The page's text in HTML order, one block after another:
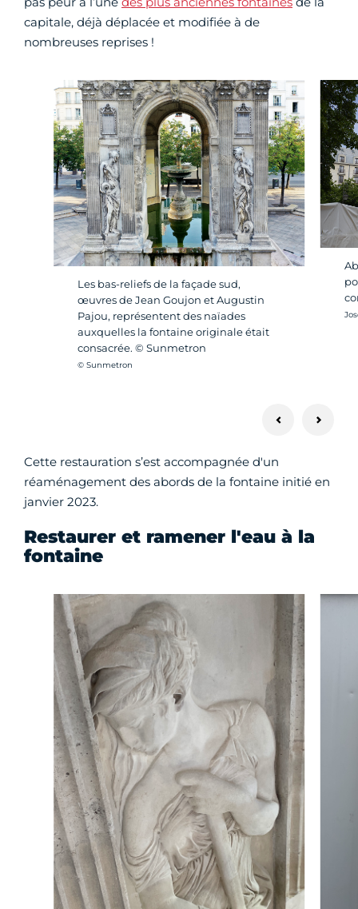
capitale, déjà déplacée et modifiée à de
nombreuses reprises !
Les bas-reliefs de la façade sud,
œuvres de Jean Goujon et Augustin
Pajou, représentent des naïades
auxquelles la fontaine originale était
consacrée. © Sunmetron
Crédit photo :
© Sunmetron
Cette restauration s’est accompagnée d'un
réaménagement des abords de la fontaine initié en
janvier 2023.
Restaurer et ramener l'eau à la
fontaine